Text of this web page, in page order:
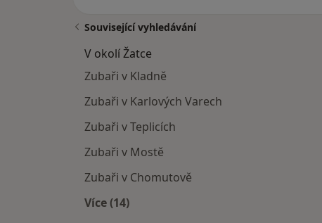
Související vyhledávání
V okolí Žatce
Zubaři v Kladně
Zubaři v Karlových Varech
Zubaři v Teplicích
Zubaři v Mostě
Zubaři v Chomutově
Více (14)